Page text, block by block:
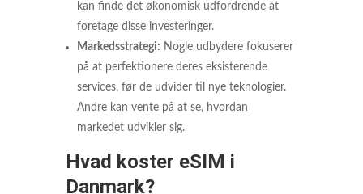
kan finde det økonomisk udfordrende at
foretage disse investeringer.
Markedsstrategi: Nogle udbydere fokuserer
på at perfektionere deres eksisterende
services, før de udvider til nye teknologier.
Andre kan vente på at se, hvordan
markedet udvikler sig.
Hvad koster eSIM i
Danmark?